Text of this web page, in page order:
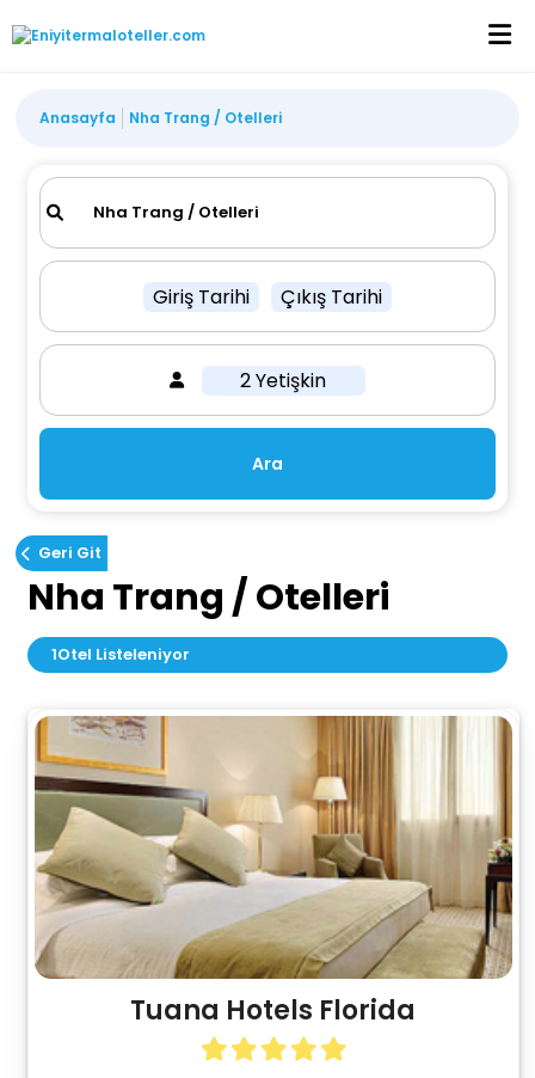
Anasayfa Nha Trang / Otelleri
Giriş Tarihi Çıkış Tarihi
2 Yetişkin
Ara
Geri Git
Nha Trang / Otelleri
1Otel Listeleniyor
Tuana Hotels Florida